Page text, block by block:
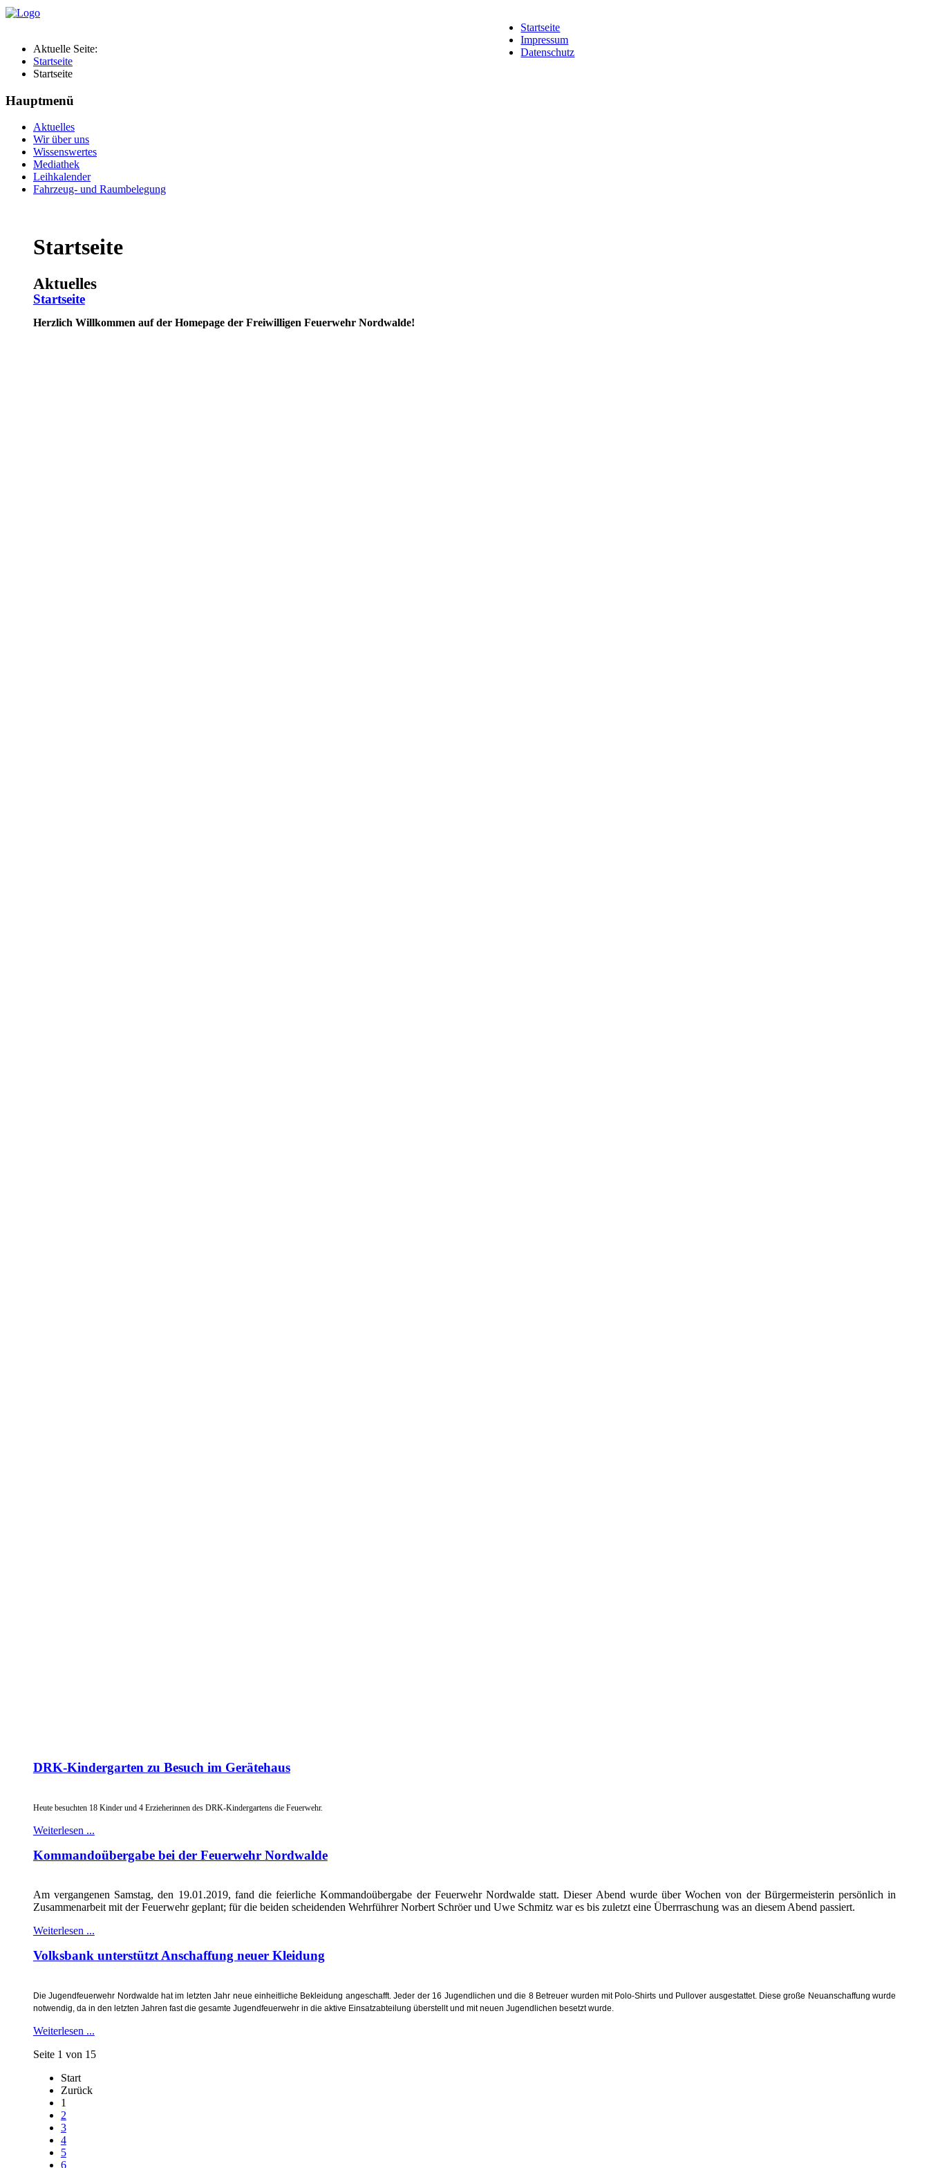
Startseite
Impressum
Datenschutz
Aktuelle Seite:
Startseite
Startseite
Hauptmenü
Aktuelles
Wir über uns
Wissenswertes
Mediathek
Leihkalender
Fahrzeug- und Raumbelegung
Startseite
Aktuelles
Startseite
Herzlich Willkommen auf der Homepage der Freiwilligen Feuerwehr Nordwalde!
DRK-Kindergarten zu Besuch im Gerätehaus
Heute besuchten 18 Kinder und 4 Erzieherinnen des DRK-Kindergartens die Feuerwehr.
Weiterlesen ...
Kommandoübergabe bei der Feuerwehr Nordwalde
Am vergangenen Samstag, den 19.01.2019, fand die feierliche Kommandoübergabe der Feuerwehr Nordwalde statt. Dieser Abend wurde über Wochen von der Bürgermeisterin persönlich in
Zusammenarbeit mit der Feuerwehr geplant; für die beiden scheidenden Wehrführer Norbert Schröer und Uwe Schmitz war es bis zuletzt eine Überrraschung was an diesem Abend passiert.
Weiterlesen ...
Volksbank unterstützt Anschaffung neuer Kleidung
Die Jugendfeuerwehr Nordwalde hat im letzten Jahr neue einheitliche Bekleidung angeschafft. Jeder der 16 Jugendlichen und die 8 Betreuer wurden mit Polo-Shirts und Pullover ausgestattet. Diese große Neuanschaffung wurde
notwendig, da in den letzten Jahren fast die gesamte Jugendfeuerwehr in die aktive Einsatzabteilung überstellt und mit neuen Jugendlichen besetzt wurde.
Weiterlesen ...
Seite 1 von 15
Start
Zurück
1
2
3
4
5
6